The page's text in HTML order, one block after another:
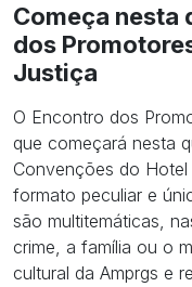
Começa nesta
dos
Justiça
O Encontro dos
que começará nesta
Convenções do
formato peculiar e
são multitemáticas,
crime, a família ou o
cultural da Amprgs e